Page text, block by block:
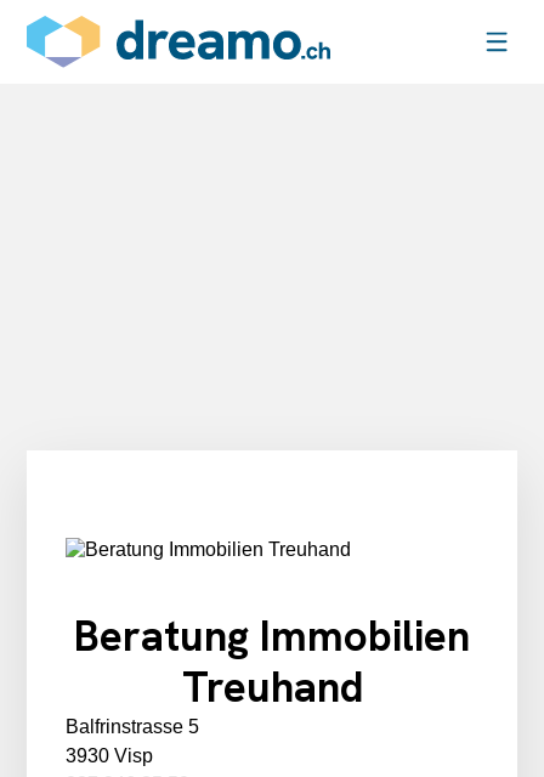
Beratung Immobilien
Treuhand
Balfrinstrasse 5
3930 Visp